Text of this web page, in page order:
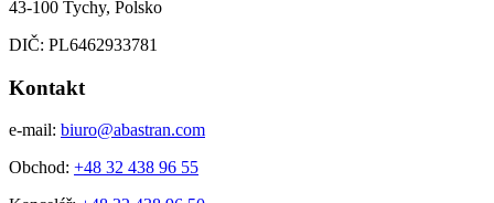
43-100 Tychy, Polsko
DIČ: PL6462933781
Kontakt
e-mail: biuro@abastran.com
Obchod: +48 32 438 96 55